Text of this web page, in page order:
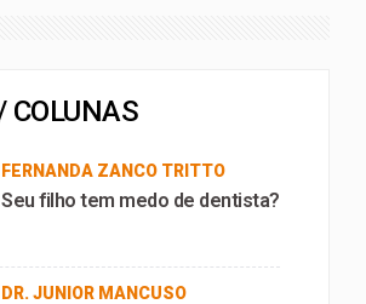
COLUNAS
FERNANDA ZANCO TRITTO
Seu filho tem medo de dentista?
DR. JUNIOR MANCUSO